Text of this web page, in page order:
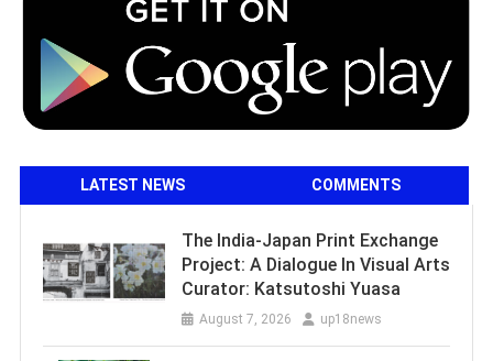
LATEST NEWS COMMENTS
The India-Japan Print Exchange
Project: A Dialogue In Visual Arts
Curator: Katsutoshi Yuasa
August 7, 2026 up18news